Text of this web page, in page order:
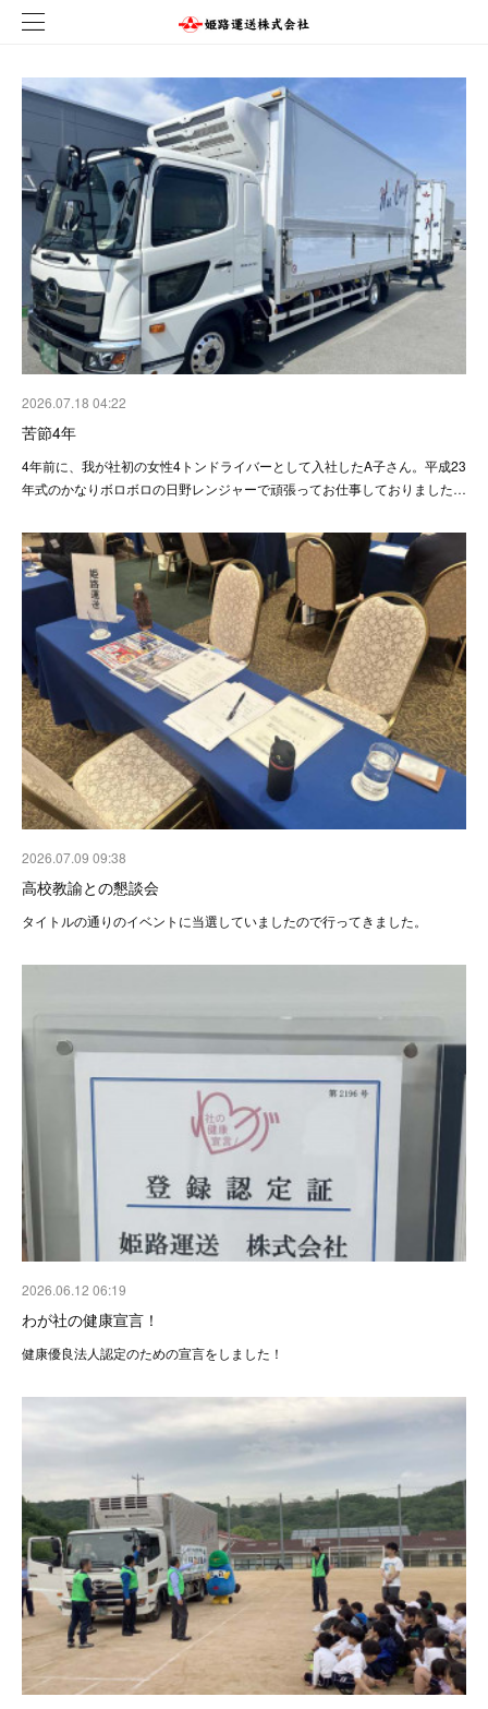
2026.07.18 04:22
苦節4年
4年前に、我が社初の女性4トンドライバーとして入社したA子さん。平成23
年式のかなりボロボロの日野レンジャーで頑張ってお仕事しておりました…
2026.07.09 09:38
高校教諭との懇談会
タイトルの通りのイベントに当選していましたので行ってきました。
2026.06.12 06:19
わが社の健康宣言！
健康優良法人認定のための宣言をしました！